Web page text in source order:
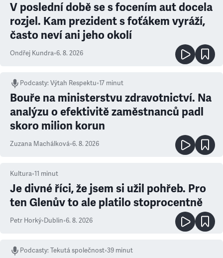
V poslední době se s focením aut docela
rozjel. Kam prezident s foťákem vyráží,
často neví ani jeho okolí
Ondřej Kundra•6. 8. 2026
Podcasty:Výtah Respektu•17 minut
Bouře na ministerstvu zdravotnictví. Na
analýzu o efektivitě zaměstnanců padl
skoro milion korun
Zuzana Machálková•6. 8. 2026
Kultura•11 minut
Je divné říci, že jsem si užil pohřeb. Pro
ten Glenův to ale platilo stoprocentně
Petr Horký•Dublin•6. 8. 2026
Podcasty:Tekutá společnost•39 minut